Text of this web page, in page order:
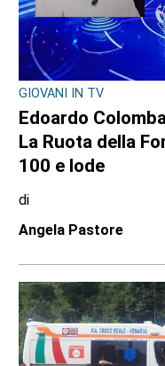
GIOVANI IN TV
Edoardo
La Ruota della
100 e lode
di
Angela Pastore